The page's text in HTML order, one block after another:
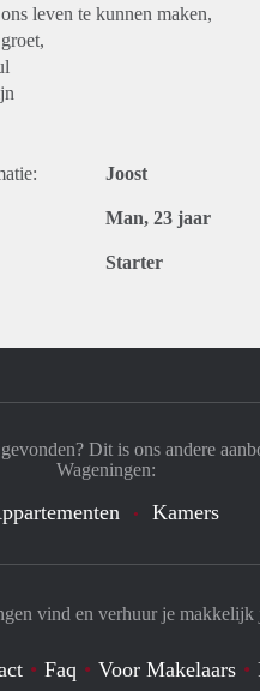
leven te kunnen maken,
Joost
Man, 23 jaar
Starter
vind en verhuur je makkelijk
Faq Voor Makelaars
Dit is ons andere
Wageningen:
Kamers